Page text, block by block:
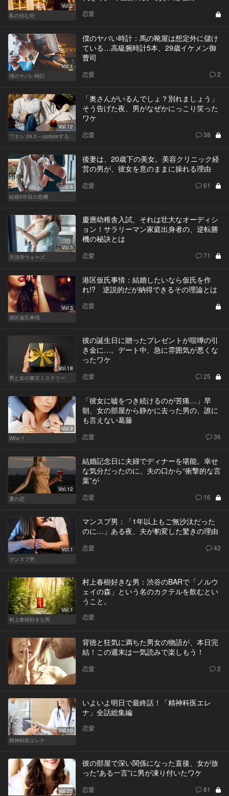
Vol.2
私の住む街
恋愛
Vol.1
僕のヤバい時計
僕のヤバい時計：馬の靴屋は想定外に儲け
ている…高級腕時計5本、29歳イケメン御
曹司
恋愛 2
Vol.12
ワタシ 29.0～updateする女～
「奥さんがいるんでしょ？別れましょう」
そう告げた夜、男がなぜかにっこり笑った
ワケ
恋愛 38
Vol.6
結婚3年目の危機
後妻は、20歳下の美女。美容クリニック経
営の男が、彼女を意のままに操れる理由
恋愛 61
Vol.5
天現寺ウォーズ
慶應幼稚舎入試、それは壮大なオーディシ
ョン！サラリーマン家庭出身者の、逆転勝
機の秘訣とは
恋愛 71
Vol.3
港区仮氏事情
港区仮氏事情：結婚したいなら仮氏を作
れ!? 逆説的だが納得できるその理論とは
恋愛
Vol.18
男と女の東京ミステリー
彼の誕生日に贈ったプレゼントが喧嘩の引
き金に…。デート中、急に雰囲気が悪くな
ったワケ
恋愛 25
Vol.9
Who？
「彼女に嘘をつき続けるのが苦痛…」早
朝、女の部屋から静かに去った男の、誰に
も言えない葛藤
恋愛 36
Vol.12
夏の恋
結婚記念日に夫婦でディナーを堪能。幸せ
な気分だったのに、夫の口から“衝撃的な言
葉”が
恋愛 16
Vol.1
マンスプ男
マンスプ男：「1年以上もご無沙汰だった
のに…」ある夜、夫が豹変した驚きの理由
恋愛 42
Vol.1
村上春樹好きな男
村上春樹好きな男：渋谷のBARで「ノルウ
ェイの森」という名のカクテルを飲むとい
うこと。
恋愛
背徳と狂気に満ちた男女の物語が、本日完
結！この週末は一気読みで楽しもう！
恋愛 2
Vol.10
精神科医エレナ
いよいよ明日で最終話！「精神科医エレ
ナ」全話総集編
恋愛
Vol.23
彼の部屋で深い関係になった直後、女が放
った“ある一言”に男が凍り付いたワケ
恋愛 81